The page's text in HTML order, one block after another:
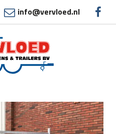
info@vervloed.nl